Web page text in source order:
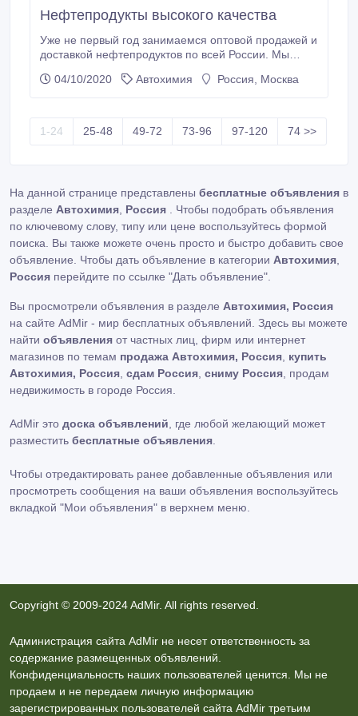
Нефтепродукты высокого качества
Уже не первый год занимаемся оптовой продажей и
доставкой нефтепродуктов по всей России. Мы
теперь наши клиенты знают нас как надежного
строгий лабораторный контроль и соответствует
04/10/2020 Автохимия Россия, Москва
1-24 25-48 49-72 73-96 97-120 74 >>
На данной странице представлены бесплатные объявления в
разделе Автохимия Россия . Чтобы подобрать объявления
по ключевому слову, типу или цене воспользуйтесь формой
поиска. Вы также можете очень просто и быстро добавить свое
объявление. Чтобы дать объявление в категории Автохимия
Россия перейдите по ссылке "Дать объявление"
Вы просмотрели объявления в разделе Автохимия, Россия
на сайте AdMir - мир бесплатных объявлений. Здесь вы можете
найти объявления от частных лиц, фирм или интернет
магазинов по темам продажа Автохимия, Россия купить
Автохимия, Россия сдам Россия сниму Россия , продам
недвижимость в городе Россия.
AdMir это доска объявлений , где любой желающий может
разместить бесплатные объявления
Чтобы отредактировать ранее добавленные объявления или
просмотреть сообщения на ваши объявления воспользуйтесь
вкладкой "Мои объявления" в верхнем меню.
Copyright © 2009-2024 AdMir. All rights reserved.
Администрация сайта AdMir не несет ответственность за
содержание размещенных объявлений.
Конфиденциальность наших пользователей ценится. Мы не
продаем и не передаем личную информацию
зарегистрированных пользователей сайта AdMir третьим